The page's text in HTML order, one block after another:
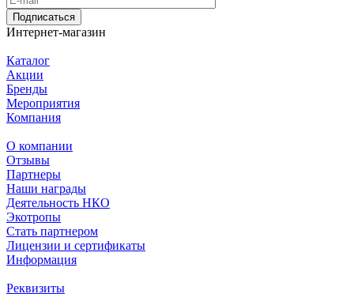
Подписаться
Интернет-магазин
Каталог
Акции
Бренды
Мероприятия
Компания
О компании
Отзывы
Партнеры
Наши награды
Деятельность НКО
Экотропы
Стать партнером
Лицензии и сертификаты
Информация
Реквизиты